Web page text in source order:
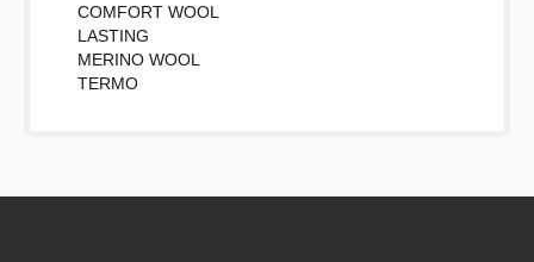
COMFORT WOOL
LASTING
MERINO WOOL
TERMO